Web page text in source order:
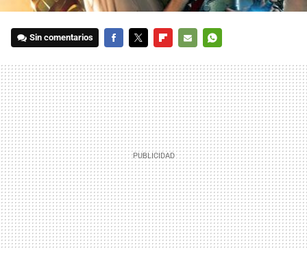
Sin comentarios
MAIL